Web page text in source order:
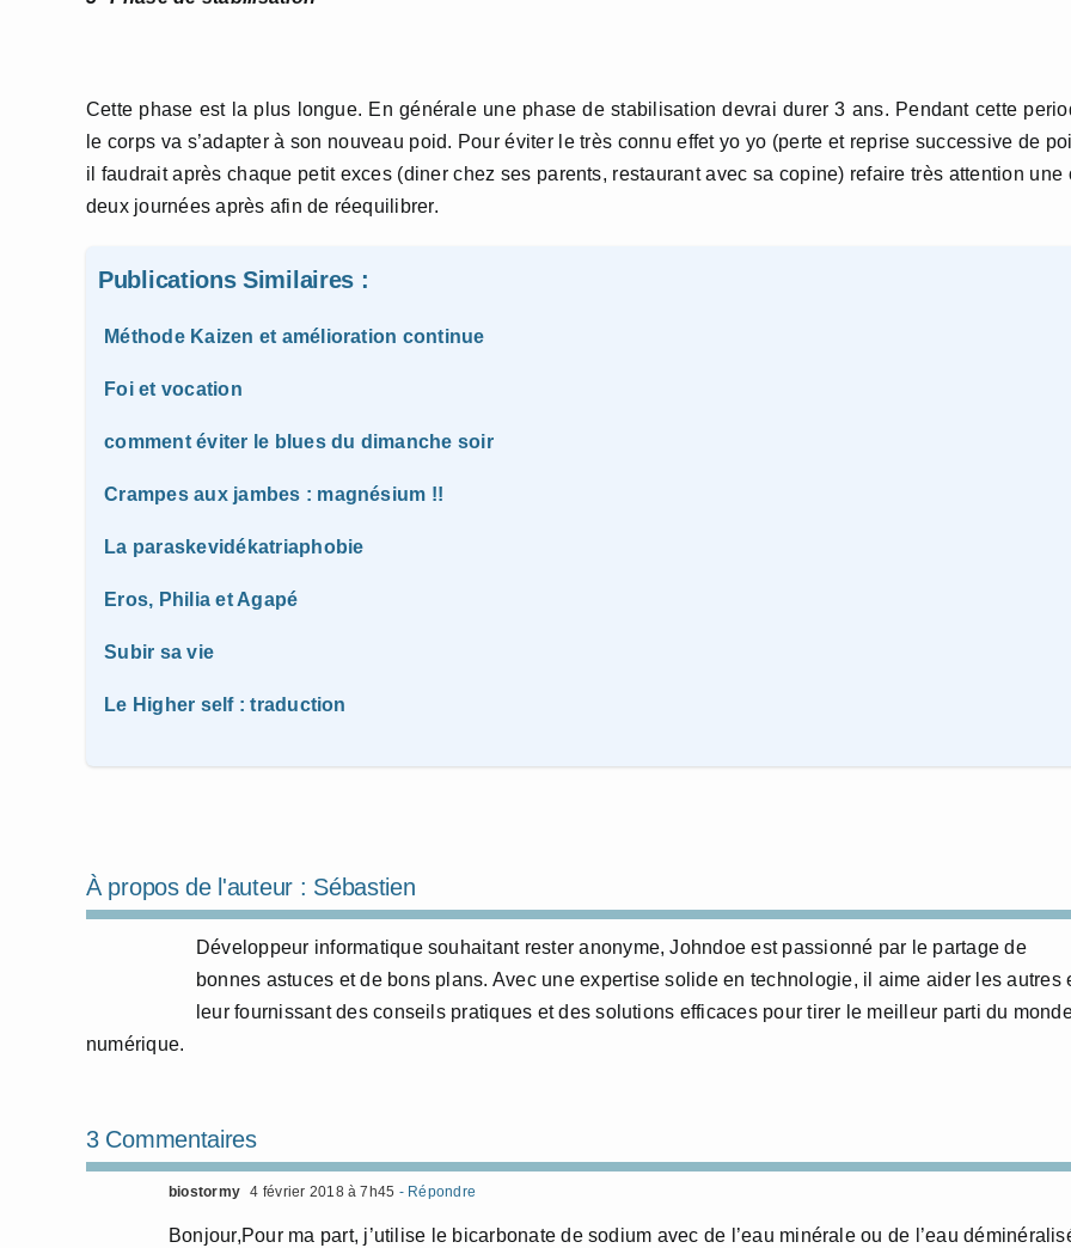
Cette phase est la plus longue. En générale une phase de stabilisation devrai durer 3 ans. Pendant cette
le corps va s’adapter à son nouveau poid. Pour éviter le très connu effet yo yo (perte et reprise successive de
il faudrait après chaque petit exces (diner chez ses parents, restaurant avec sa copine) refaire très attention une
deux journées après afin de réequilibrer.
Publications Similaires :
Méthode Kaizen et amélioration continue
Foi et vocation
comment éviter le blues du dimanche soir
Crampes aux jambes : magnésium !!
La paraskevidékatriaphobie
Eros, Philia et Agapé
Subir sa vie
Le Higher self : traduction
À propos de l'auteur : Sébastien
Développeur informatique souhaitant rester anonyme, Johndoe est passionné par le partage de
bonnes astuces et de bons plans. Avec une expertise solide en technologie, il aime aider les autres
leur fournissant des conseils pratiques et des solutions efficaces pour tirer le meilleur parti du
numérique.
3 Commentaires
biostormy 4 février 2018 à 7h45 - Répondre
Bonjour,Pour ma part, j’utilise le bicarbonate de sodium avec de l’eau minérale ou de l’eau